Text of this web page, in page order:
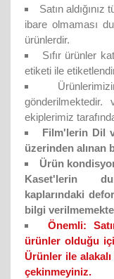
Satın aldığınız
ibare olmaması
ürünlerdir.
Sıfır ürünler
etiketi ile
gönderilmektedir.
ekiplerimiz
Film'lerin Dil
üzerinden alınan
Ürün
Kaset'lerin
kaplarındaki
bilgi
Önemli:
ürünler olduğu
Ürünler ile
çekinmeyiniz.